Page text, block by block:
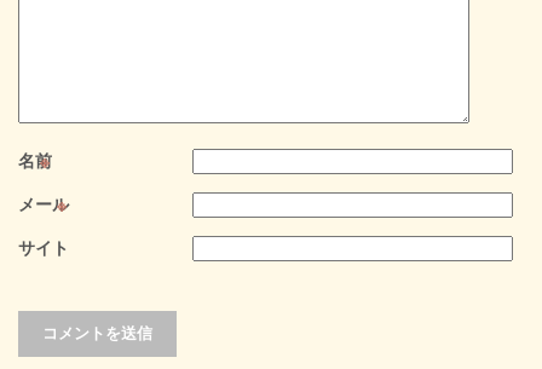
名前
※
メール
※
サイト